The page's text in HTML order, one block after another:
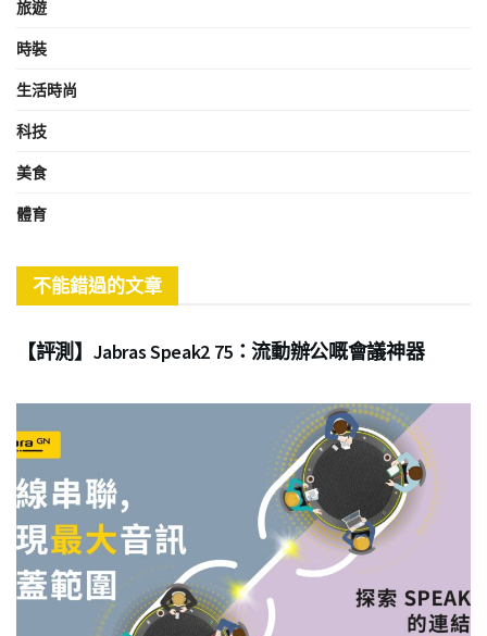
旅遊
時裝
生活時尚
科技
美食
體育
不能錯過的文章
商業
【評測】Jabras Speak2 75：流動辦公嘅會議神器